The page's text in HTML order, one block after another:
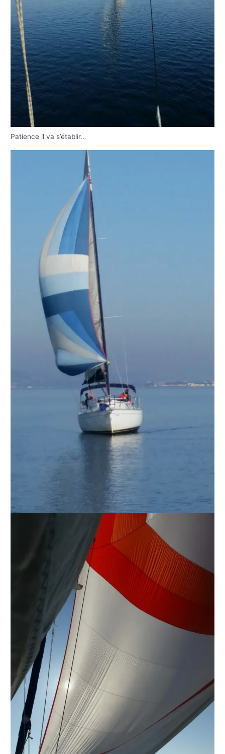
Patience il va s’établir…